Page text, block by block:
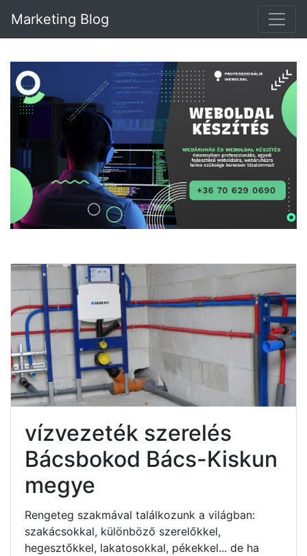
Marketing Blog
vízvezeték szerelés
Bácsbokod Bács-Kiskun
megye
Rengeteg szakmával találkozunk a világban:
szakácsokkal, különböző szerelőkkel,
hegesztőkkel, lakatosokkal, pékekkel... de ha